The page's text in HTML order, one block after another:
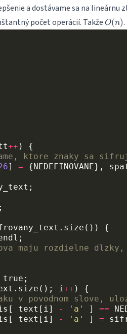
a dostávame sa na lineárnu
počet operácií. Takže O(n)
O(n).
++ )
{
ktore znaky sa
] = {NEDEFINOVANE},
;
;
. size ())
{
;
maju rozdielne dlzky,
true ;
. size (); i++ )
{
v povodnom slove,
[ text [ i] - 'a' ] ==
[ text [ i] - 'a' ] =